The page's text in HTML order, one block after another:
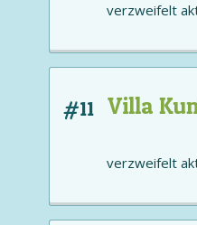
verzweifelt
#11 Villa
verzweifelt